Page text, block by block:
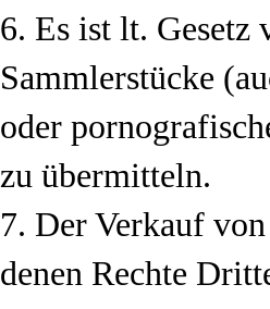
6. Es ist lt. Gesetz
Sammlerstücke
oder
zu übermitteln.
7. Der Verkauf
denen Rechte